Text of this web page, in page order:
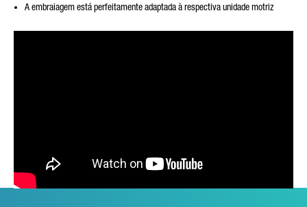
A embraiagem está perfeitamente adaptada à respectiva unidade motriz